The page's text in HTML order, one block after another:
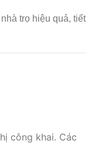
trọ hiệu quả, tiết
công khai. Các